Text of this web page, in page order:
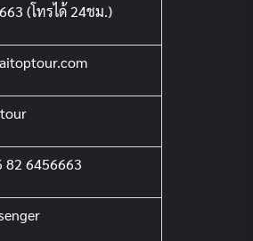
(โทรได้ 24ชม.)
82 6456663